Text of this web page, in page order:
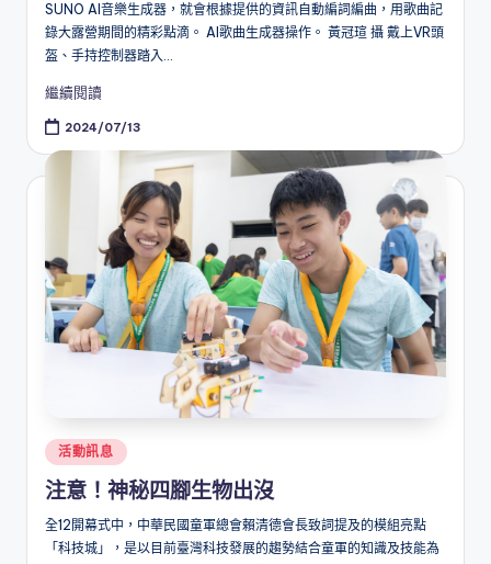
SUNO AI音樂生成器，就會根據提供的資訊自動編詞編曲，用歌曲記
錄大露營期間的精彩點滴。 AI歌曲生成器操作。 黃冠瑄 攝 戴上VR頭
盔、手持控制器踏入...
繼續閱讀
2024/07/13
Posted
活動訊息
注意！神秘四腳生物出沒
全12開幕式中，中華民國童軍總會賴清德會長致詞提及的模組亮點
「科技城」，是以目前臺灣科技發展的趨勢結合童軍的知識及技能為